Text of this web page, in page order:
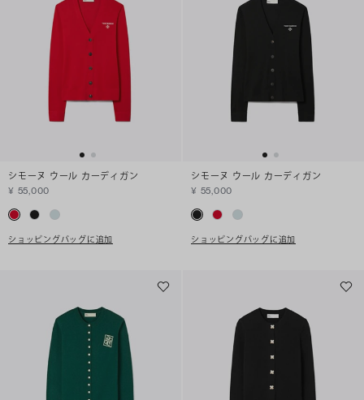
シモーヌ ウール カーディガン
¥ 55,000
ショッピングバッグに追加
シモーヌ ウール カーディガン
¥ 55,000
ショッピングバッグに追加